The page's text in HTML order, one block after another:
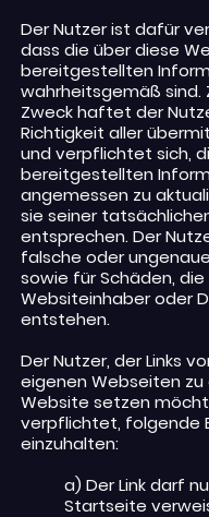
Der Nutzer ist dafür
dass die über diese
bereitgestellten
wahrheitsgemäß sind.
Zweck haftet der
Richtigkeit aller
und verpflichtet sich,
bereitgestellten
angemessen zu
sie seiner
entsprechen. Der
falsche oder
sowie für Schäden,
Websiteinhaber oder
entstehen.
Der Nutzer, der Links
eigenen Webseiten zu
Website setzen
verpflichtet, folgende
einzuhalten:
a) Der Link darf
Startseite